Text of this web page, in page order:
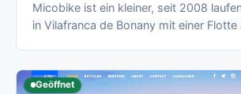
Micobike ist ein kleiner, seit 2008
in Vilafranca de Bonany mit einer Flotte
Geöffnet